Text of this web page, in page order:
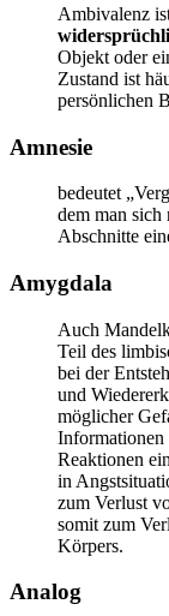
Ambivalenz
Objekt oder
Zustand ist
persönlichen
Amnesie
bedeutet
dem man sich
Abschnitte
Amygdala
Auch
Teil des
bei der
und
möglicher
Informationen
Reaktionen
in
zum Verlust
somit zum
Körpers.
Analog